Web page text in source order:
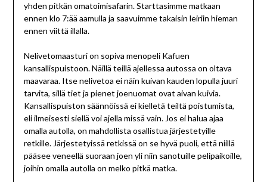
yhden pitkän omatoimisafarin. Starttasimme matkaan
ennen klo 7:ää aamulla ja saavuimme takaisin leiriin hieman
ennen viittä illalla.
Nelivetomaasturi on sopiva menopeli Kafuen
kansallispuistoon. Näillä teillä ajellessa autossa on oltava
maavaraa. Itse nelivetoa ei näin kuivan kauden lopulla juuri
tarvita, sillä tiet ja pienet joenuomat ovat aivan kuivia.
Kansallispuiston säännöissä ei kielletä teiltä poistumista,
eli ilmeisesti siellä voi ajella missä vain. Jos ei halua ajaa
omalla autolla, on mahdollista osallistua järjestetyille
retkille. Järjestetyissä retkissä on se hyvä puoli, että niillä
pääsee veneellä suoraan joen yli niin sanotuille pelipaikoille,
joihin omalla autolla on melko pitkä matka.